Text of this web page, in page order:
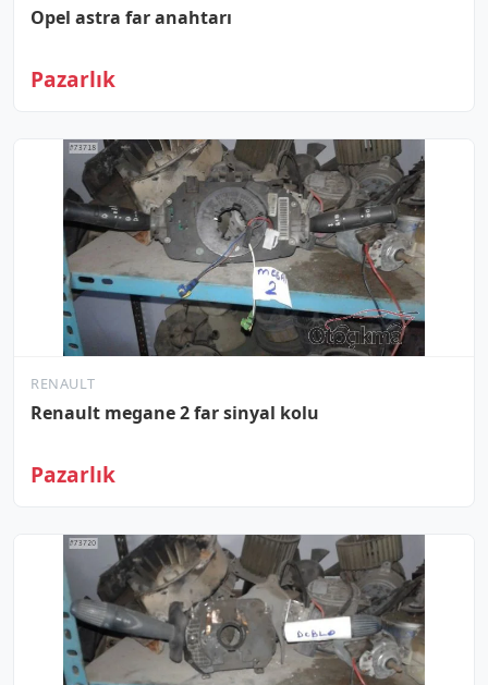
Opel astra far anahtarı
Pazarlık
RENAULT
Renault megane 2 far sinyal kolu
Pazarlık